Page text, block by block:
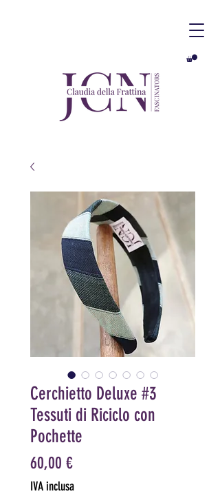
Cerchietto Deluxe #3
Tessuti di Riciclo con
Pochette
60,00 €Prezzo
IVA inclusa